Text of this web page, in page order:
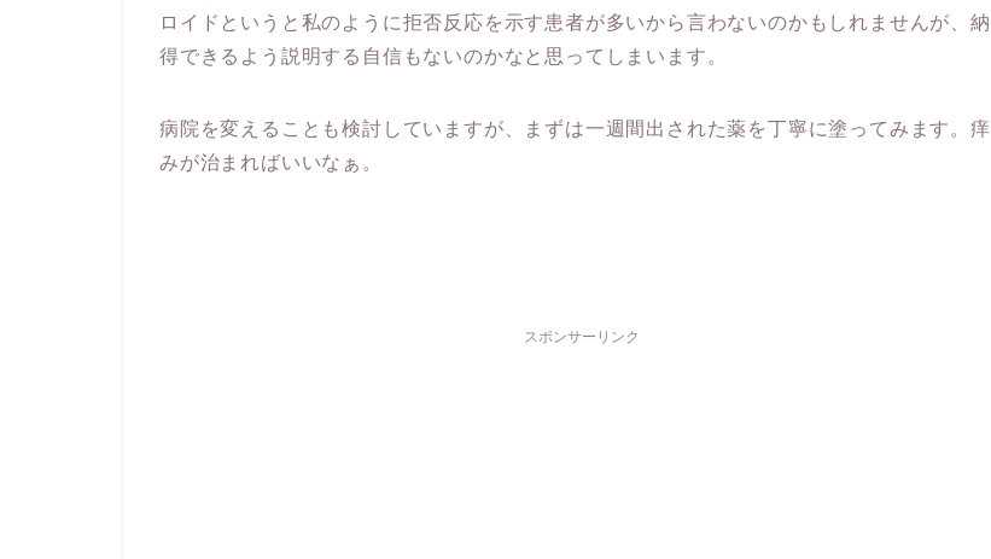
ロイドというと私のように拒否反応を示す患者が多いから言わないのかもしれませんが、納
得できるよう説明する自信もないのかなと思ってしまいます。
病院を変えることも検討していますが、まずは一週間出された薬を丁寧に塗ってみます。痒
みが治まればいいなぁ。
スポンサーリンク